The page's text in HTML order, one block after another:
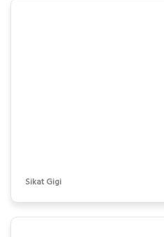
Sikat Gigi